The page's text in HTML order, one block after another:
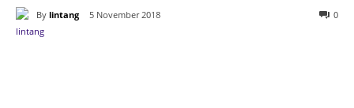
By lintang 5 November 2018 0